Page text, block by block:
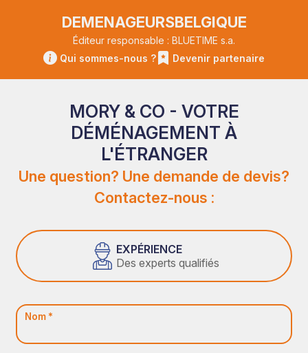
DEMENAGEURSBELGIQUE
Éditeur responsable : BLUETIME s.a.
Qui sommes-nous ?
Devenir partenaire
MORY & CO - VOTRE
DÉMÉNAGEMENT À
L'ÉTRANGER
Une question? Une demande de devis?
Contactez-nous :
EXPÉRIENCE
Des experts qualifiés
Nom *